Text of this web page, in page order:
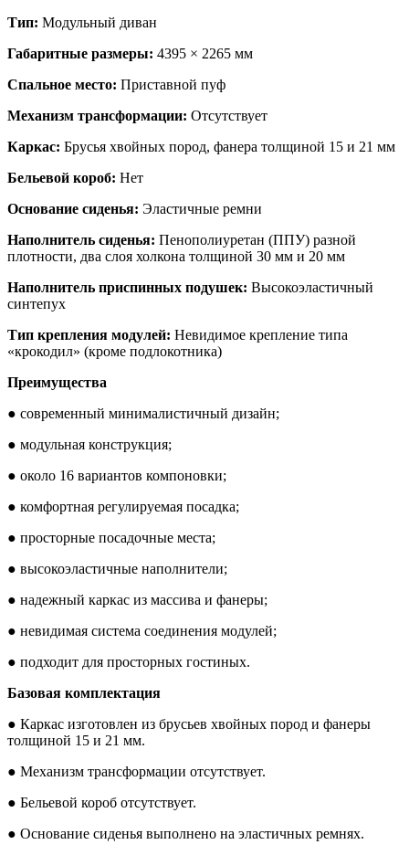
Тип: Модульный диван
Габаритные размеры: 4395 × 2265 мм
Спальное место: Приставной пуф
Механизм трансформации: Отсутствует
Каркас: Брусья хвойных пород, фанера толщиной 15 и 21 мм
Бельевой короб: Нет
Основание сиденья: Эластичные ремни
Наполнитель сиденья: Пенополиуретан (ППУ) разной
плотности, два слоя холкона толщиной 30 мм и 20 мм
Наполнитель приспинных подушек: Высокоэластичный
синтепух
Тип крепления модулей: Невидимое крепление типа
«крокодил» (кроме подлокотника)
Преимущества
● современный минималистичный дизайн;
● модульная конструкция;
● около 16 вариантов компоновки;
● комфортная регулируемая посадка;
● просторные посадочные места;
● высокоэластичные наполнители;
● надежный каркас из массива и фанеры;
● невидимая система соединения модулей;
● подходит для просторных гостиных.
Базовая комплектация
● Каркас изготовлен из брусьев хвойных пород и фанеры
толщиной 15 и 21 мм.
● Механизм трансформации отсутствует.
● Бельевой короб отсутствует.
● Основание сиденья выполнено на эластичных ремнях.